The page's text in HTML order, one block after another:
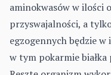
aminokwasów w ilości
przyswajalności, a
egzogennych będzie
w tym pokarmie